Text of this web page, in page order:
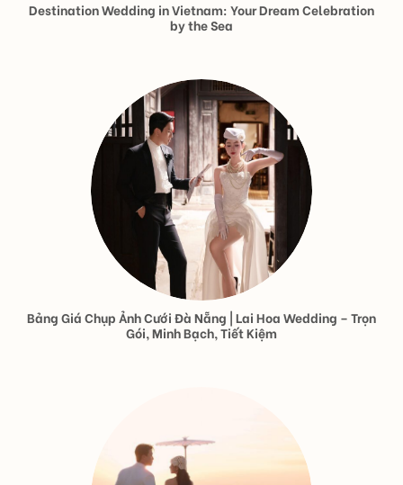
Destination Wedding in Vietnam: Your Dream Celebration
by the Sea
Bảng Giá Chụp Ảnh Cưới Đà Nẵng | Lai Hoa Wedding – Trọn
Gói, Minh Bạch, Tiết Kiệm